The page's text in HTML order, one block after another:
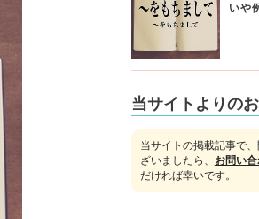
いや
当サイトよりの
当サイトの掲載記事で
ざいましたら、 お問い
だければ幸いです。